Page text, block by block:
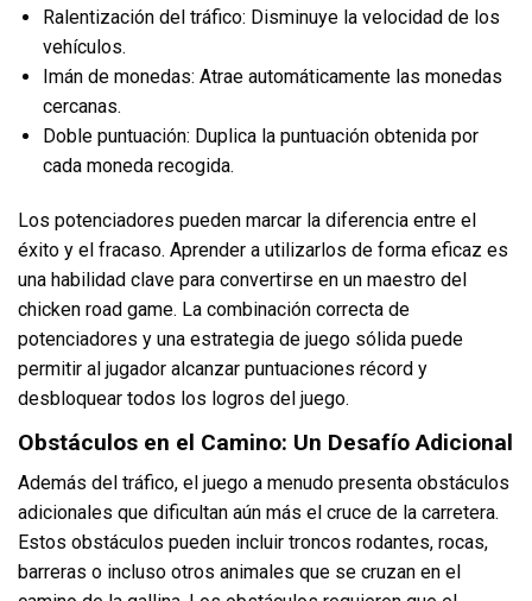
Ralentización del tráfico: Disminuye la velocidad de los
vehículos.
Imán de monedas: Atrae automáticamente las monedas
cercanas.
Doble puntuación: Duplica la puntuación obtenida por
cada moneda recogida.
Los potenciadores pueden marcar la diferencia entre el
éxito y el fracaso. Aprender a utilizarlos de forma eficaz es
una habilidad clave para convertirse en un maestro del
chicken road game. La combinación correcta de
potenciadores y una estrategia de juego sólida puede
permitir al jugador alcanzar puntuaciones récord y
desbloquear todos los logros del juego.
Obstáculos en el Camino: Un Desafío Adicional
Además del tráfico, el juego a menudo presenta obstáculos
adicionales que dificultan aún más el cruce de la carretera.
Estos obstáculos pueden incluir troncos rodantes, rocas,
barreras o incluso otros animales que se cruzan en el